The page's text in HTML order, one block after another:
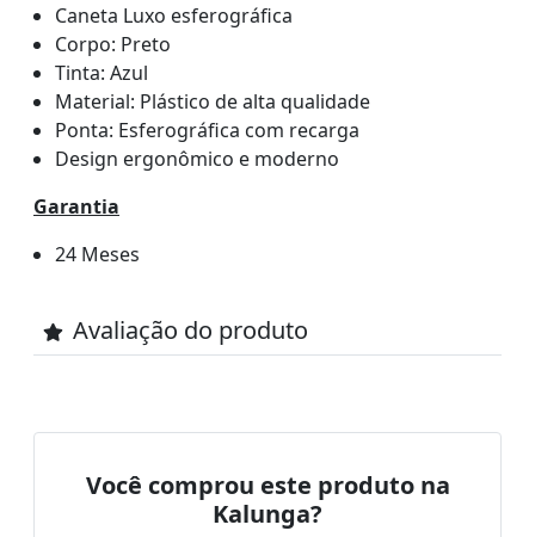
Caneta Luxo esferográfica
Corpo: Preto
Tinta: Azul
Material: Plástico de alta qualidade
Ponta: Esferográfica com recarga
Design ergonômico e moderno
Garantia
24 Meses
Avaliação do produto
Você comprou este produto na
Kalunga?